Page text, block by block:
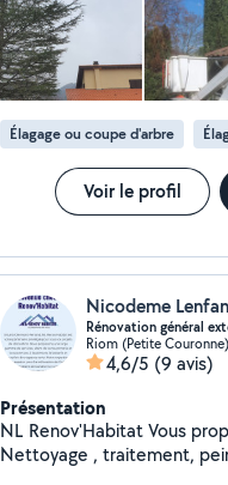
Élagage ou coupe d'arbre
Voir le profil
Nicodeme
Rénovation général
Riom (Petite Couronne)
4,6/5 (9 avis)
Présentation
NL Renov'Habitat Vous propose nos service de
Nettoyage , traitement,